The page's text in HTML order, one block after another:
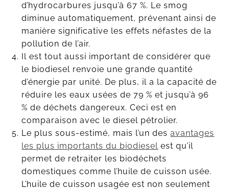
d’hydrocarbures jusqu’à 67 %. Le smog
diminue automatiquement, prévenant ainsi de
manière significative les effets néfastes de la
pollution de l’air.
Il est tout aussi important de considérer que
le biodiesel renvoie une grande quantité
d’énergie par unité. De plus, il a la capacité de
réduire les eaux usées de 79 % et jusqu’à 96
% de déchets dangereux. Ceci est en
comparaison avec le diesel pétrolier.
Le plus sous-estimé, mais l’un desavantages
les plus importants du biodiesel est qu’il
permet de retraiter les biodéchets
domestiques comme l’huile de cuisson usée.
L’huile de cuisson usagée est non seulement